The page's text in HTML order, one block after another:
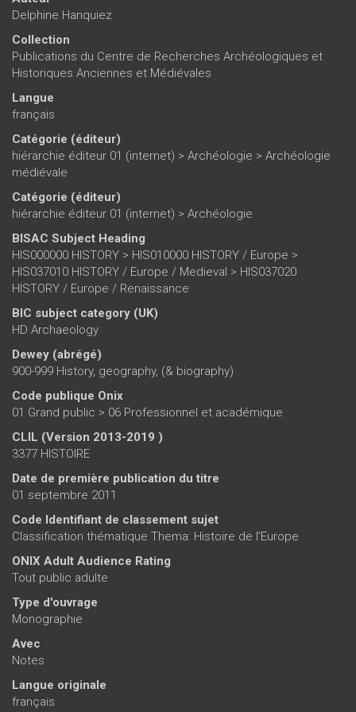
Delphine Hanquiez
Collection
Publications du Centre de Recherches Archéologiques et
Historiques Anciennes et Médiévales
Langue
français
Catégorie (éditeur)
hiérarchie éditeur 01 (internet) > Archéologie > Archéologie
médiévale
Catégorie (éditeur)
hiérarchie éditeur 01 (internet) > Archéologie
BISAC Subject Heading
HIS000000 HISTORY > HIS010000 HISTORY / Europe >
HIS037010 HISTORY / Europe / Medieval > HIS037020
HISTORY / Europe / Renaissance
BIC subject category (UK)
HD Archaeology
Dewey (abrégé)
900-999 History, geography, (& biography)
Code publique Onix
01 Grand public > 06 Professionnel et académique
CLIL (Version 2013-2019 )
3377 HISTOIRE
Date de première publication du titre
01 septembre 2011
Code Identifiant de classement sujet
Classification thématique Thema: Histoire de l’Europe
ONIX Adult Audience Rating
Tout public adulte
Type d'ouvrage
Monographie
Avec
Notes
Langue originale
français